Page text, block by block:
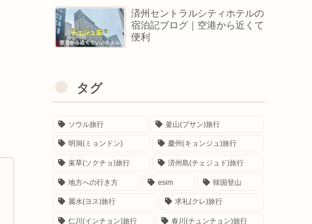
済州セントラルシティホテルの
宿泊記ブログ｜空港から近くて
便利
タグ
ソウル旅行 釜山(プサン)旅行
明洞(ミョンドン) 慶州(キョンジュ)旅行
束草(ソクチョ)旅行 済州島(チェジュド)旅行
地方への行き方 esim 韓国登山
麗水(ヨス)旅行 求礼(クレ)旅行
仁川(インチョン)旅行 春川(チュンチョン)旅行